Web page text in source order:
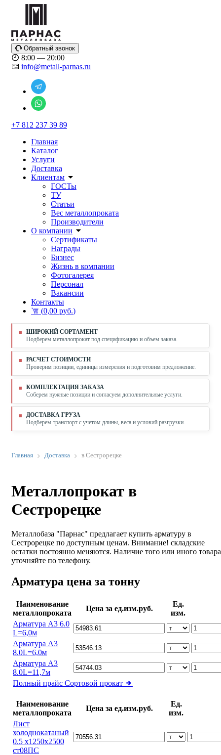
Обратный звонок
8:00 — 20:00
info@metall-parnas.ru
+7 812 237 39 89
Главная
Каталог
Услуги
Доставка
Клиентам
ГОСТы
ТУ
Статьи
Вес металлопроката
Производители
О компании
Сертификаты
Награды
Бизнес
Жизнь в компании
Фотогалерея
Персонал
Вакансии
Контакты
(0,00 руб.)
ШИРОКИЙ СОРТАМЕНТ
Подберем металлопрокат под спецификацию и объем заказа.
РАСЧЕТ СТОИМОСТИ
Проверим позиции, единицы измерения и подготовим предложение.
КОМПЛЕКТАЦИЯ ЗАКАЗА
Соберем нужные позиции и согласуем дополнительные услуги.
ДОСТАВКА ГРУЗА
Подберем транспорт с учетом длины, веса и условий разгрузки.
Главная Доставка в Сестрорецке
Металлопрокат в
Сестрорецке
Металлобаза "Парнас" предлагает купить арматуру в
Сестрорецке по доступным ценам. Внимание! складские
остатки постоянно меняются. Наличие того или иного товара
уточняйте по телефону.
Арматура цена за тонну
Наименование
металлопроката
Цена за ед.изм.руб.
Ед.
изм.
Арматура А3 6.0
L=6,0м
Арматура А3
8.0L=6,0м
Арматура А3
8.0L=11,7м
Полный прайс Сортовой прокат
Наименование
металлопроката
Цена за ед.изм.руб.
Ед.
изм.
Лист
холоднокатаный
0.5 х1250х2500
ст08ПС